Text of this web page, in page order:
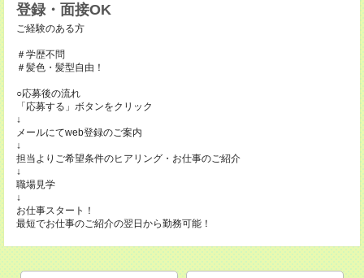
登録・面接OK
ご経験のある方
＃学歴不問
＃髪色・髪型自由！
○応募後の流れ
「応募する」ボタンをクリック
↓
メールにてweb登録のご案内
↓
担当よりご希望条件のヒアリング・お仕事のご紹介
↓
職場見学
↓
お仕事スタート！
最短でお仕事のご紹介の翌日から勤務可能！